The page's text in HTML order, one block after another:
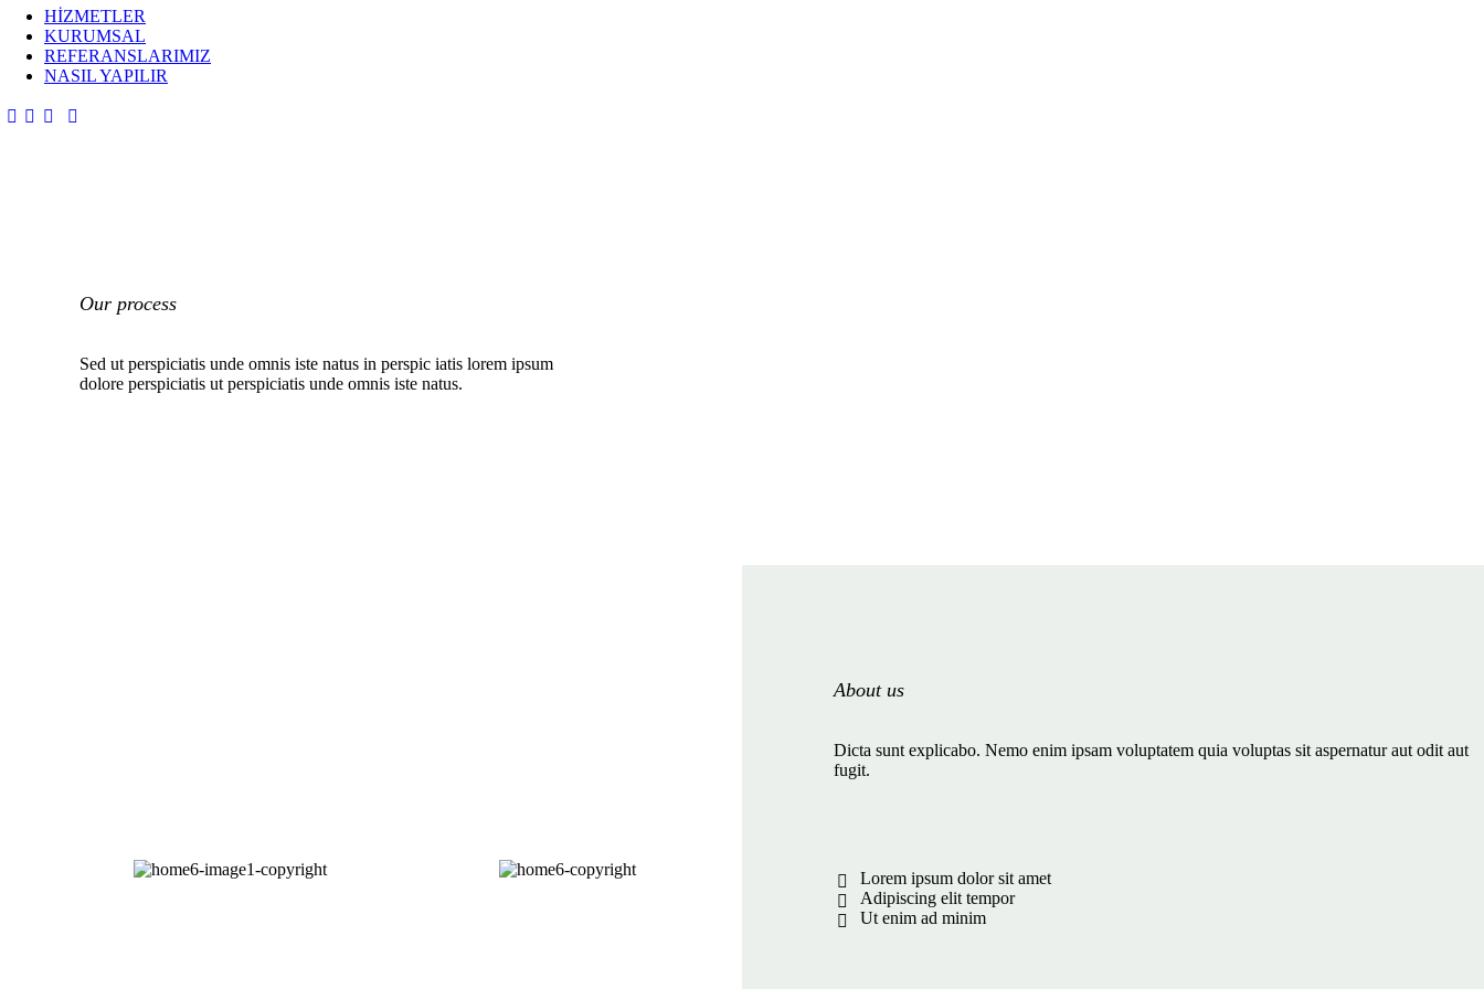
HİZMETLER
KURUMSAL
REFERANSLARIMIZ
NASIL YAPILIR
Our process
Sed ut perspiciatis unde omnis iste natus in perspic iatis lorem ipsum
dolore perspiciatis ut perspiciatis unde omnis iste natus.
About us
Dicta sunt explicabo. Nemo enim ipsam voluptatem quia voluptas sit aspernatur aut odit aut
fugit.
Lorem ipsum dolor sit amet
Adipiscing elit tempor
Ut enim ad minim